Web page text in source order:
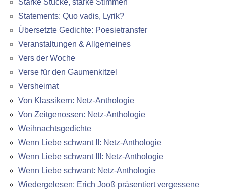
Starke Stücke, starke Stimmen
Statements: Quo vadis, Lyrik?
Übersetzte Gedichte: Poesietransfer
Veranstaltungen & Allgemeines
Vers der Woche
Verse für den Gaumenkitzel
Versheimat
Von Klassikern: Netz-Anthologie
Von Zeitgenossen: Netz-Anthologie
Weihnachtsgedichte
Wenn Liebe schwant II: Netz-Anthologie
Wenn Liebe schwant III: Netz-Anthologie
Wenn Liebe schwant: Netz-Anthologie
Wiedergelesen: Erich Jooß präsentiert vergessene